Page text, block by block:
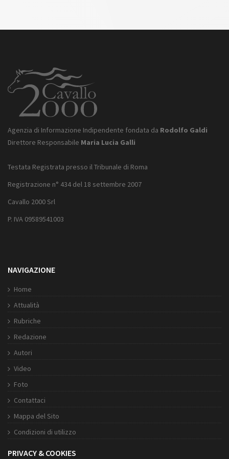
Agenzia di Informazione Indipendente fondata da Rodolfo Galdi
Direttore Responsabile Maria Lucia Galli
Testata Registrata presso il Tribunale di Roma
Registrazione n° 434 del 18 settembre 2007
Cavallo 2000 Srl
P. IVA 09589541003
NAVIGAZIONE
Home
Attualità
Rubriche
Redazione
Autori
Video
Foto
Contattaci
Mappa del Sito
Condizioni di utilizzo
PRIVACY & COOKIES